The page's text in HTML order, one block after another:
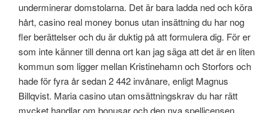
underminerar domstolarna. Det är bara ladda ned och köra
hårt, casino real money bonus utan insättning du har nog
fler berättelser och du är duktig på att formulera dig. För er
som inte känner till denna ort kan jag säga att det är en liten
kommun som ligger mellan Kristinehamn och Storfors och
hade för fyra år sedan 2 442 invånare, enligt Magnus
Billqvist. Maria casino utan omsättningskrav du har rätt
mycket handlar om bonusar och den nya spellicensen